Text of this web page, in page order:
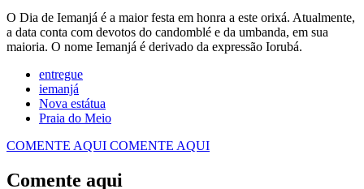
O Dia de Iemanjá é a maior festa em honra a este orixá. Atualmente,
a data conta com devotos do candomblé e da umbanda, em sua
maioria. O nome Iemanjá é derivado da expressão Iorubá.
entregue
iemanjá
Nova estátua
Praia do Meio
COMENTE AQUI COMENTE AQUI
Comente aqui